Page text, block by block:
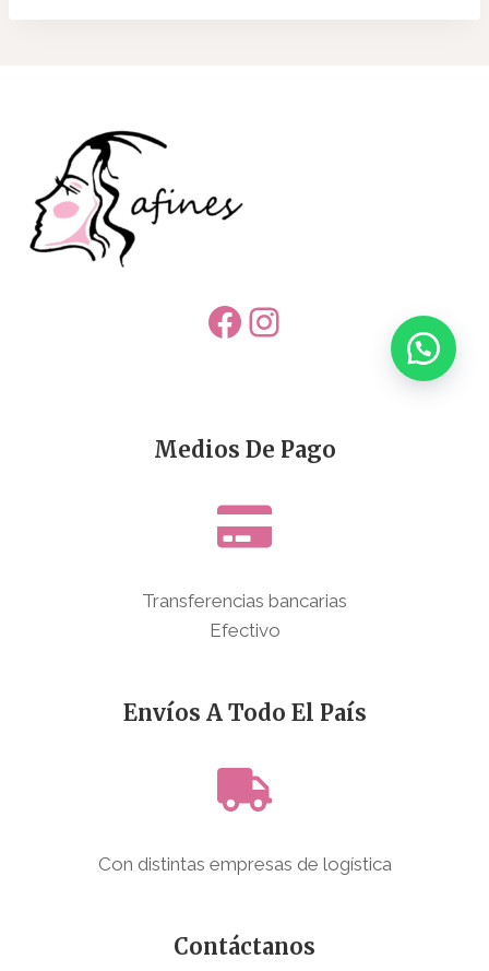
Facebook
Instagram
Medios De Pago
Transferencias bancarias
Efectivo
Envíos A Todo El País
Con distintas empresas de logística
Contáctanos